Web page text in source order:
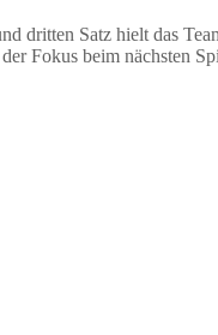
dritten Satz hielt das
Fokus beim nächsten